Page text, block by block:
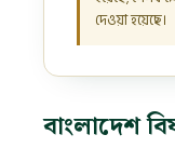
দেওয়া হয়েছে।
বাংলাদেশ